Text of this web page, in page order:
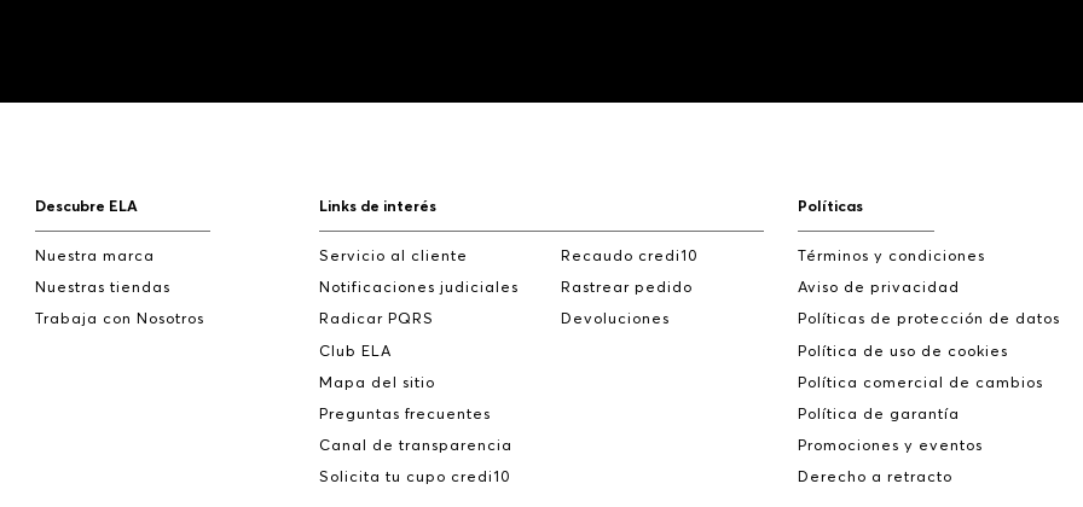
Descubre ELA
Nuestra marca
Nuestras tiendas
Trabaja con Nosotros
Links de interés
Servicio al cliente
Notificaciones judiciales
Radicar PQRS
Club ELA
Mapa del sitio
Preguntas frecuentes
Canal de transparencia
Solicita tu cupo credi10
Recaudo credi10
Rastrear pedido
Devoluciones
Políticas
Términos y condiciones
Aviso de privacidad
Políticas de protección de datos
Política de uso de cookies
Política comercial de cambios
Política de garantía
Promociones y eventos
Derecho a retracto